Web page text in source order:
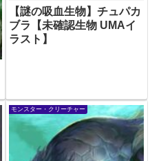
【謎の吸血生物】チュパカ
ブラ【未確認生物 UMAイ
ラスト】
モンスター・クリーチャー